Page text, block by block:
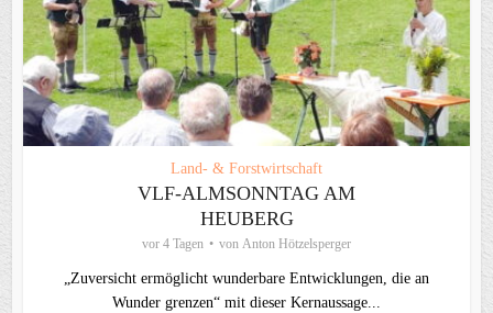
Land- & Forstwirtschaft
VLF-ALMSONNTAG AM
HEUBERG
vor 4 Tagen von Anton Hötzelsperger
„Zuversicht ermöglicht wunderbare Entwicklungen, die an
Wunder grenzen“ mit dieser Kernaussage...